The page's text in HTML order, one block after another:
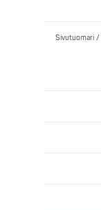
Sivutuomari /